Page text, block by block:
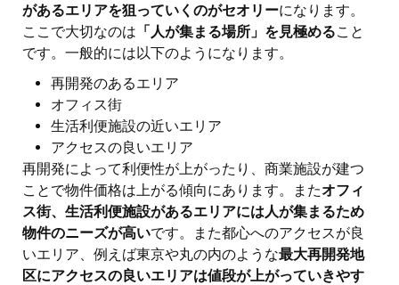
があるエリアを狙っていくのがセオリーになります。
ここで大切なのは 「人が集まる場所」を見極めること
です。一般的には以下のようになります。
再開発のあるエリア
オフィス街
生活利便施設の近いエリア
アクセスの良いエリア
再開発によって利便性が上がったり、商業施設が建つ
ことで物件価格は上がる傾向にあります。またオフィ
ス街、生活利便施設があるエリアには人が集まるため
物件のニーズが高いです。また都心へのアクセスが良
いエリア、例えば東京や丸の内のような最大再開発地
区にアクセスの良いエリアは値段が上がっていきやす